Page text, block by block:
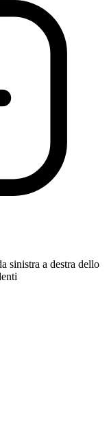
sinistra a destra dello